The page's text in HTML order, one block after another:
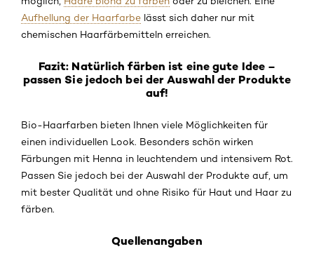
Aufhellung der Haarfarbe lässt sich daher nur mit
chemischen Haarfärbemitteln erreichen.
Fazit: Natürlich färben ist eine gute Idee –
passen Sie jedoch bei der Auswahl der Produkte
auf!
Bio-Haarfarben bieten Ihnen viele Möglichkeiten für
einen individuellen Look. Besonders schön wirken
Färbungen mit Henna in leuchtendem und intensivem Rot.
Passen Sie jedoch bei der Auswahl der Produkte auf, um
mit bester Qualität und ohne Risiko für Haut und Haar zu
färben.
Quellenangaben